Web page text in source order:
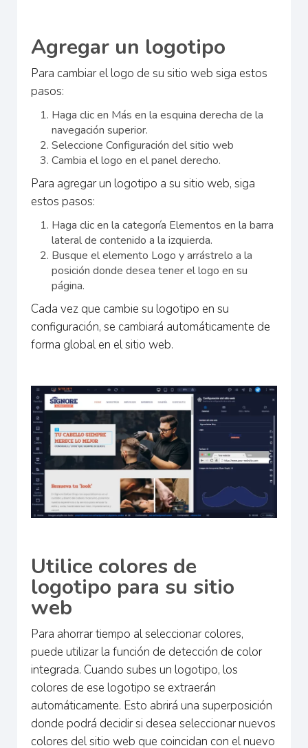
Agregar un logotipo
Para cambiar el logo de su sitio web siga estos
pasos:
Haga clic en Más en la esquina derecha de la
navegación superior.
Seleccione Configuración del sitio web
Cambia el logo en el panel derecho.
Para agregar un logotipo a su sitio web, siga
estos pasos:
Haga clic en la categoría Elementos en la barra
lateral de contenido a la izquierda.
Busque el elemento Logo y arrástrelo a la
posición donde desea tener el logo en su
página.
Cada vez que cambie su logotipo en su
configuración, se cambiará automáticamente de
forma global en el sitio web.
Utilice colores de
logotipo para su sitio
web
Para ahorrar tiempo al seleccionar colores,
puede utilizar la función de detección de color
integrada. Cuando subes un logotipo, los
colores de ese logotipo se extraerán
automáticamente. Esto abrirá una superposición
donde podrá decidir si desea seleccionar nuevos
colores del sitio web que coincidan con el nuevo